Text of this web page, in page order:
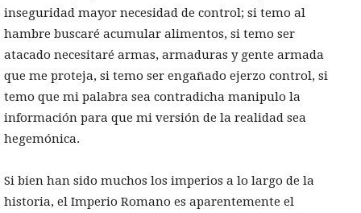
inseguridad mayor necesidad de control; si temo al
hambre buscaré acumular alimentos, si temo ser
atacado necesitaré armas, armaduras y gente armada
que me proteja, si temo ser engañado ejerzo control, si
temo que mi palabra sea contradicha manipulo la
información para que mi versión de la realidad sea
hegemónica.
Si bien han sido muchos los imperios a lo largo de la
historia, el Imperio Romano es aparentemente el